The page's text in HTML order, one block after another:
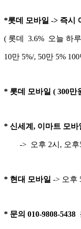
*롯데 모바일 -> 즉시
( 롯데 3.6% 오늘 하
10만 5%/, 50만 5%
* 롯데 모바일 ( 300
* 신세계, 이마트 모바
-> 오후 2시, 오후5
* 현대 모바일 -> 오후
* 문의 010-9808-5438